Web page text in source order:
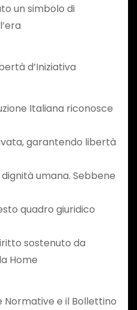
un simbolo di
d’Iniziativa
Italiana riconosce
garantendo libertà
umana. Sebbene
quadro giuridico
sostenuto da
Home
Normative e il Bollettino